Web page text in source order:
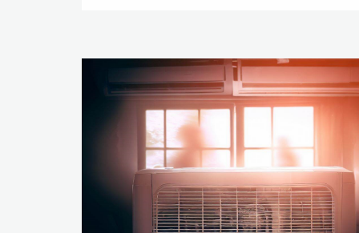
في المستقبل. 6- الحفاظ على البيئة المحيطة:
يجب الحفاظ على بيئة المكيف نظيفة وجافة،
وتجنب وضع أي أشياء على المكيف أو بالقرب منه.
كما يجب تجنب ترك الأبواب والنوافذ مفتوحة
لفترات طويلة، حيث يمكن أن يؤدي ذلك إلى دخول
الغبار والشوائب إلى المكيف وتلفه. بشكل عام،
يجب إجراء صيانة دورية لمكيفات الهواء سنترال
بانتظام للحفاظ على كفاءتها وجودتها وتجنب
الأعطال والأضرار المحتملة. يجب الاتصال بفني